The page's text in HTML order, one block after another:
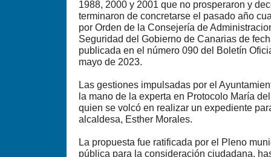
1988, 2000 y 2001 que no prosperaron y
terminaron de concretarse el pasado año
por Orden de la Consejería de
Seguridad del Gobierno de Canarias de
publicada en el número 090 del Boletín
mayo de 2023.
Las gestiones impulsadas por el
la mano de la experta en Protocolo María
quien se volcó en realizar un expediente
alcaldesa, Esther Morales.
La propuesta fue ratificada por el Pleno
pública para la consideración ciudadana,